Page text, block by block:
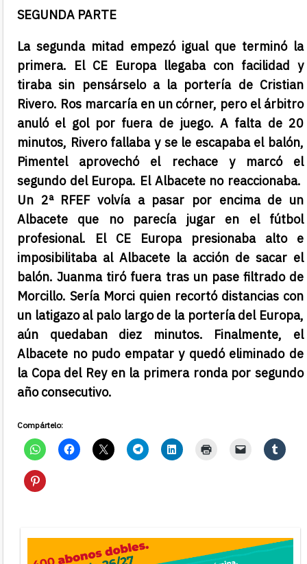
SEGUNDA PARTE
La segunda mitad empezó igual que terminó la
primera. El CE Europa llegaba con facilidad y
tiraba sin pensárselo a la portería de Cristian
Rivero. Ros marcaría en un córner, pero el árbitro
anuló el gol por fuera de juego. A falta de 20
minutos, Rivero fallaba y se le escapaba el balón,
Pimentel aprovechó el rechace y marcó el
segundo del Europa. El Albacete no reaccionaba.
Un 2ª RFEF volvía a pasar por encima de un
Albacete que no parecía jugar en el fútbol
profesional. El CE Europa presionaba alto e
imposibilitaba al Albacete la acción de sacar el
balón. Juanma tiró fuera tras un pase filtrado de
Morcillo. Sería Morci quien recortó distancias con
un latigazo al palo largo de la portería del Europa,
aún quedaban diez minutos. Finalmente, el
Albacete no pudo empatar y quedó eliminado de
la Copa del Rey en la primera ronda por segundo
año consecutivo.
Compártelo: